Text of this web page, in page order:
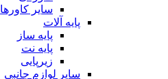
سایر کاورها
پایه آلات
پایه ساز
پایه نت
زیرپایی
سایر لوازم جانبی